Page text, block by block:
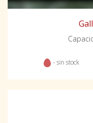
- sin stock